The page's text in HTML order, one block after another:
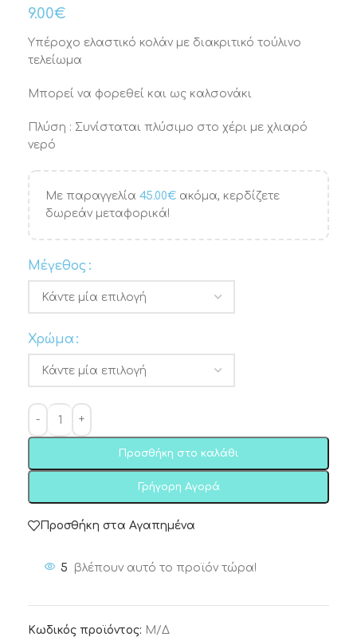
9.00€
Υπέροχο ελαστικό κολάν με διακριτικό τούλινο
τελείωμα
Μπορεί να φορεθεί και ως καλσονάκι
Πλύση : Συνίσταται πλύσιμο στο χέρι με χλιαρό
νερό
Με παραγγελία 45.00€ ακόμα, κερδίζετε
δωρεάν μεταφορικά!
Μέγεθος
Χρώμα
Προσθήκη στο καλάθι
Γρήγορη Αγορά
Προσθήκη στα Αγαπημένα
5 βλέπουν αυτό το προϊόν τώρα!
Κωδικός προϊόντος: Μ/Δ